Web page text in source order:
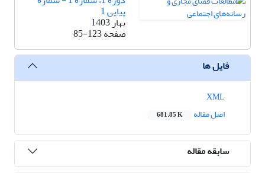
پیاپی 1
بهار 1403
صفحه85-123
فایل ها
اصل مقاله
681.85 K
سابقه مقاله